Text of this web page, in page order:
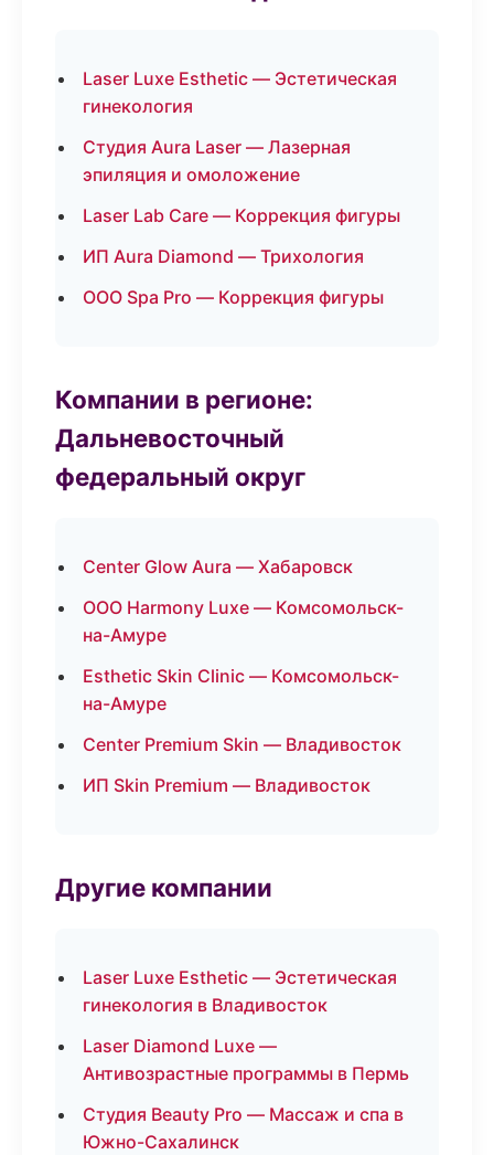
Laser Luxe Esthetic — Эстетическая
гинекология
Студия Aura Laser — Лазерная
эпиляция и омоложение
Laser Lab Care — Коррекция фигуры
ИП Aura Diamond — Трихология
ООО Spa Pro — Коррекция фигуры
Компании в регионе:
Дальневосточный
федеральный округ
Center Glow Aura — Хабаровск
ООО Harmony Luxe — Комсомольск-
на-Амуре
Esthetic Skin Clinic — Комсомольск-
на-Амуре
Center Premium Skin — Владивосток
ИП Skin Premium — Владивосток
Другие компании
Laser Luxe Esthetic — Эстетическая
гинекология в Владивосток
Laser Diamond Luxe —
Антивозрастные программы в Пермь
Студия Beauty Pro — Массаж и спа в
Южно-Сахалинск